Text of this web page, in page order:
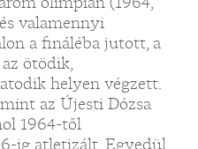
valamennyi
a fináléba jutott, a
ötödik,
helyen végzett.
az Újesti Dózsa
1964-től
ig atletizált. Egyedül